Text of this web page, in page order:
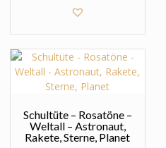
Schultüte – Rosatöne –
Weltall – Astronaut,
Rakete, Sterne, Planet